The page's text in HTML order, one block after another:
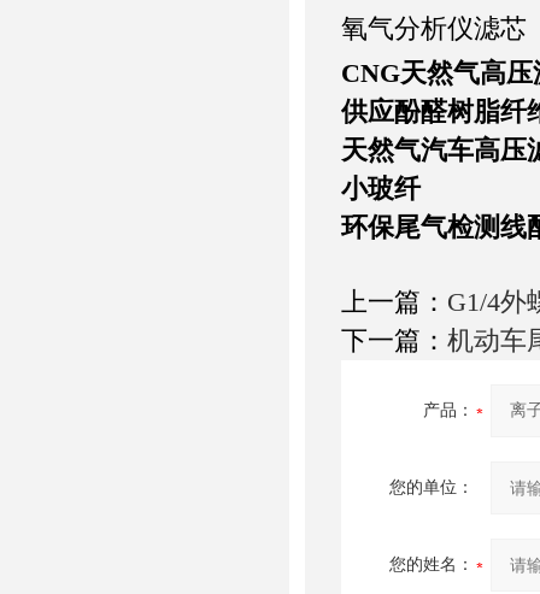
氧气分析仪滤芯
CNG天然气高压
供应酚醛树脂纤
天然气汽车高压
小玻纤
环保尾气检测线
上一篇： G1/4外
下一篇： 机动车
产品：
您的单位：
您的姓名：